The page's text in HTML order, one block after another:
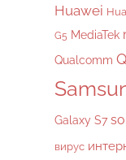
Huawei
G5 MediaTek
Qualcomm
Galaxy S7
вирус